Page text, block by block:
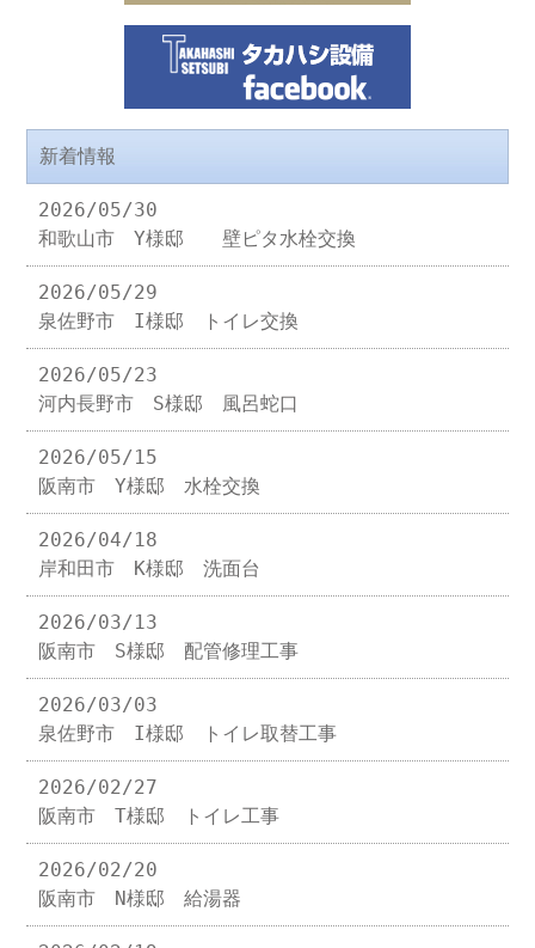
新着情報
2026/05/30
和歌山市 Y様邸 壁ピタ水栓交換
2026/05/29
泉佐野市 I様邸 トイレ交換
2026/05/23
河内長野市 S様邸 風呂蛇口
2026/05/15
阪南市 Y様邸 水栓交換
2026/04/18
岸和田市 K様邸 洗面台
2026/03/13
阪南市 S様邸 配管修理工事
2026/03/03
泉佐野市 I様邸 トイレ取替工事
2026/02/27
阪南市 T様邸 トイレ工事
2026/02/20
阪南市 N様邸 給湯器